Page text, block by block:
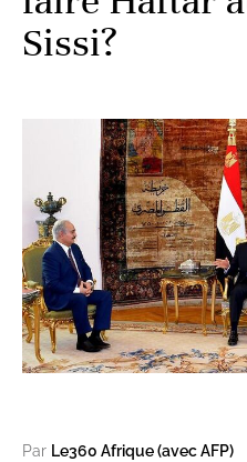
Sissi?
Par Le360 Afrique (avec AFP)